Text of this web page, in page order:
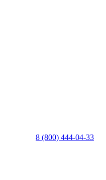
8 (800) 444-04-33